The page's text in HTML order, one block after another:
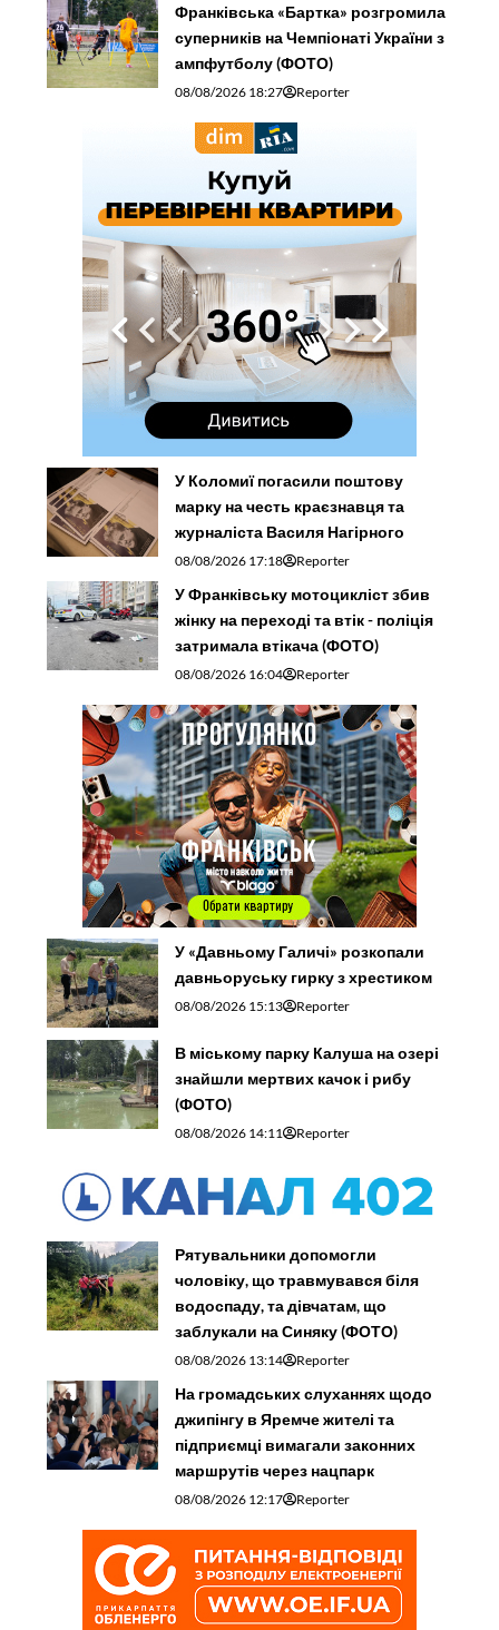
Франківська «Бартка» розгромила
суперників на Чемпіонаті України з
ампфутболу (ФОТО)
08/08/2026 18:27 Reporter
У Коломиї погасили поштову
марку на честь краєзнавця та
журналіста Василя Нагірного
08/08/2026 17:18 Reporter
У Франківську мотоцикліст збив
жінку на переході та втік - поліція
затримала втікача (ФОТО)
08/08/2026 16:04 Reporter
У «Давньому Галичі» розкопали
давньоруську гирку з хрестиком
08/08/2026 15:13 Reporter
В міському парку Калуша на озері
знайшли мертвих качок і рибу
(ФОТО)
08/08/2026 14:11 Reporter
Рятувальники допомогли
чоловіку, що травмувався біля
водоспаду, та дівчатам, що
заблукали на Синяку (ФОТО)
08/08/2026 13:14 Reporter
На громадських слуханнях щодо
джипінгу в Яремче житeлі та
підприємці вимагали законних
маршрутів через нацпарк
08/08/2026 12:17 Reporter